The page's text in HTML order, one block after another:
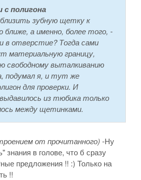
с полигона
зубную щетку к
ближе, а именно, более того, -
в отверстие? Тогда сами
материальную границу,
выталкиванию
подумал я, и тут же
для проверки. И
из тюбика только
между щетинками.
от прочитанного) -Ну
знания в голове, что б сразу
предложения !! :) Только на
!!